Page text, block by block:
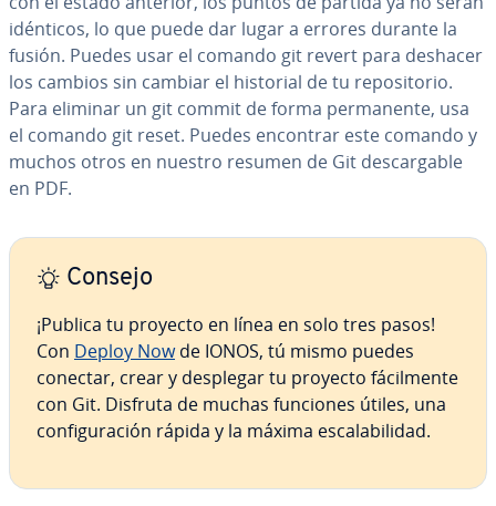
idénticos, lo que puede dar lugar a errores durante la
fusión. Puedes usar el comando git revert para deshacer
los cambios sin cambiar el historial de tu re­po­si­to­rio.
Para eliminar un git commit de forma pe­r­ma­ne­n­te, usa
el comando git reset. Puedes encontrar este comando y
muchos otros en nuestro resumen de Git de­s­ca­r­ga­ble
en PDF.
Consejo
¡Publica tu proyecto en línea en solo tres pasos!
Con Deploy Nowde IONOS, tú mismo puedes
conectar, crear y desplegar tu proyecto fá­ci­l­me­n­te
con Git. Disfruta de muchas funciones útiles, una
co­n­fi­gu­ra­ción rápida y la máxima es­ca­la­bi­li­dad.